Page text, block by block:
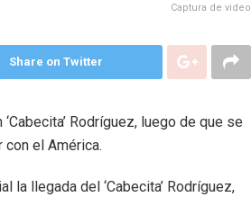
Captura de video
Share on Twitter
Rodríguez, luego de que se
con el América.
llegada del ‘Cabecita’ Rodríguez,